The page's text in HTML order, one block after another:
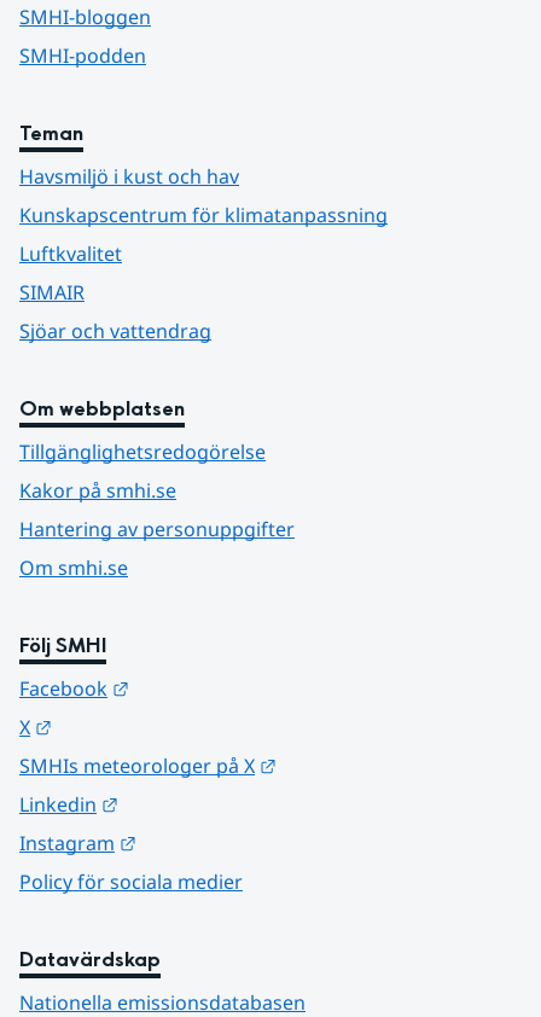
SMHI-bloggen
SMHI-podden
Teman
Havsmiljö i kust och hav
Kunskapscentrum för klimatanpassning
Luftkvalitet
SIMAIR
Sjöar och vattendrag
Om webbplatsen
Tillgänglighetsredogörelse
Kakor på smhi.se
Hantering av personuppgifter
Om smhi.se
Följ SMHI
Facebook
X
SMHIs meteorologer på X
Linkedin
Instagram
Policy för sociala medier
Datavärdskap
Nationella emissionsdatabasen